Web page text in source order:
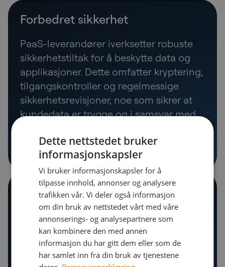
Forbedret sikkerhet
PaaS-leverandører iverksetter robuste
sikkerhetstiltak for å beskytte data og
applikasjoner. Dette omfatter kryptering,
tilgangskontroller og regelmessige
sikkerhetsrevisjoner, noe som sikrer at
kundedata er trygge og i samsvar med
Automatiske oppdateringer og
vedlikehold
PaaS-leverandører håndterer alle
oppdateringer og vedlikeholdsoppgaver,
slik at plattformen alltid er oppdatert
Dette nettstedet bruker
informasjonskapsler
Vi bruker informasjonskapsler for å
tilpasse innhold, annonser og analysere
trafikken vår. Vi deler også informasjon
om din bruk av nettstedet vårt med våre
annonserings- og analysepartnere som
kan kombinere den med annen
informasjon du har gitt dem eller som de
har samlet inn fra din bruk av tjenestene